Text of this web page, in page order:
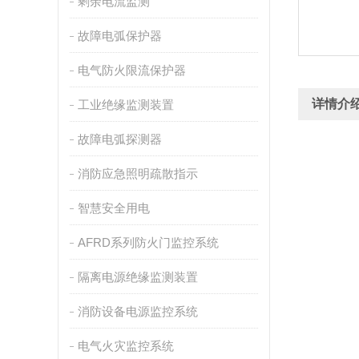
故障电弧保护器
电气防火限流保护器
工业绝缘监测装置
故障电弧探测器
消防应急照明疏散指示
智慧安全用电
AFRD系列防火门监控系统
隔离电源绝缘监测装置
消防设备电源监控系统
电气火灾监控系统
详情介